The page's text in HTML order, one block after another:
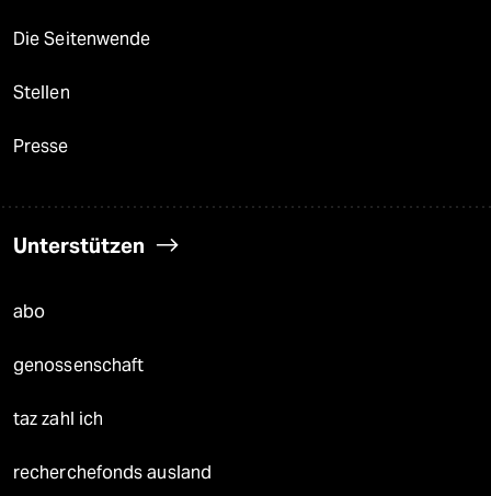
Die Seitenwende
Stellen
Presse
Unterstützen
abo
genossenschaft
taz zahl ich
recherchefonds ausland